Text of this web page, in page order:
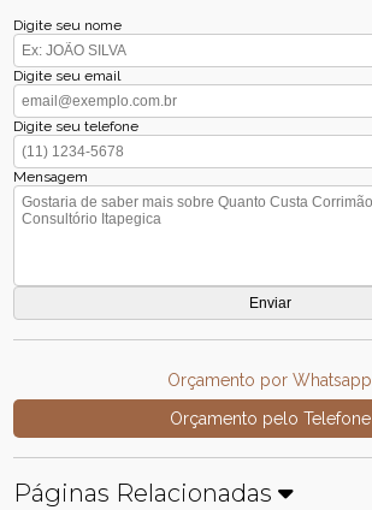
Digite seu nome
Digite seu email
Digite seu telefone
Mensagem
Orçamento por Whatsapp
Orçamento pelo Telefone
Páginas Relacionadas